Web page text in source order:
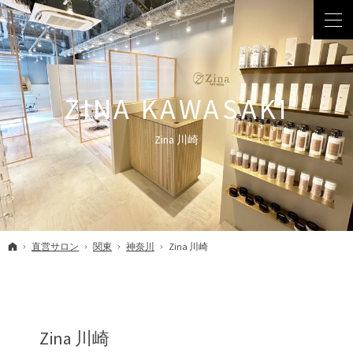
Zina 川崎
ホーム
直営サロン 関東 神奈川 Zina 川崎
Zina 川崎